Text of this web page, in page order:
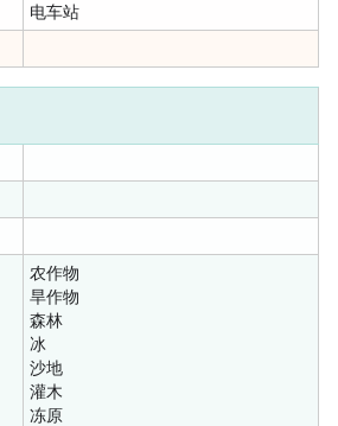
电车站
农作物
旱作物
森林
冰
沙地
灌木
冻原